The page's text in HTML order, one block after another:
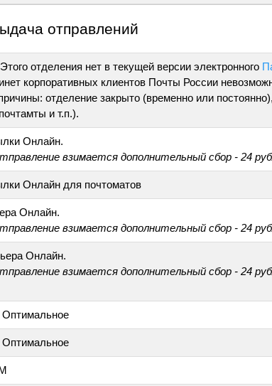
отправлений
Этого отделения нет в текущей версии электронного
корпоративных клиентов Почты России
отделение закрыто (временно или
и т.п.).
Онлайн.
взимается дополнительный сбор - 24
Онлайн для почтоматов
Онлайн.
взимается дополнительный сбор - 24
Онлайн.
взимается дополнительный сбор - 24